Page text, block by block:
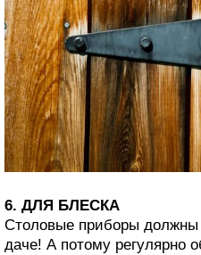
6. ДЛЯ БЛЕСКА
Столовые приборы
даче! А потому регулярно